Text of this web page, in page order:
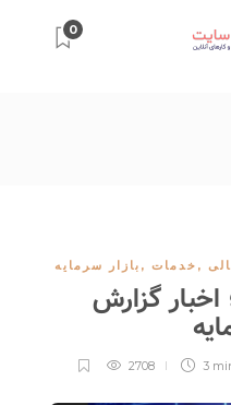
0
بازار سرمایه , خدمات ,
اخبار گزارش
3
2708